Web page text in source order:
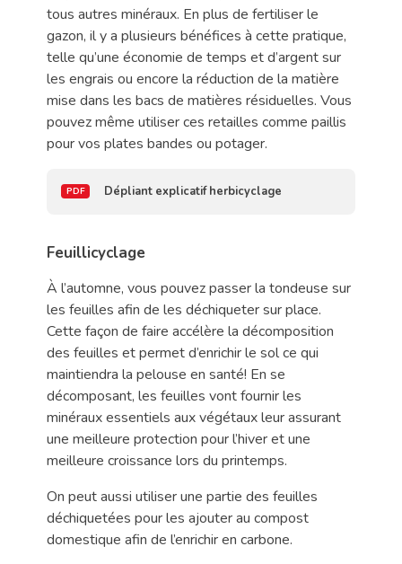
tous autres minéraux. En plus de fertiliser le
gazon, il y a plusieurs bénéfices à cette pratique,
telle qu’une économie de temps et d’argent sur
les engrais ou encore la réduction de la matière
mise dans les bacs de matières résiduelles. Vous
pouvez même utiliser ces retailles comme paillis
pour vos plates bandes ou potager.
Dépliant explicatif herbicyclage
Feuillicyclage
À l’automne, vous pouvez passer la tondeuse sur
les feuilles afin de les déchiqueter sur place.
Cette façon de faire accélère la décomposition
des feuilles et permet d’enrichir le sol ce qui
maintiendra la pelouse en santé! En se
décomposant, les feuilles vont fournir les
minéraux essentiels aux végétaux leur assurant
une meilleure protection pour l’hiver et une
meilleure croissance lors du printemps.
On peut aussi utiliser une partie des feuilles
déchiquetées pour les ajouter au compost
domestique afin de l’enrichir en carbone.